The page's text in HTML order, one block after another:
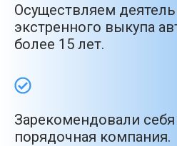
Осуществляем
экстренного выкупа
более 15 лет.
Зарекомендовали себя
порядочная компания.